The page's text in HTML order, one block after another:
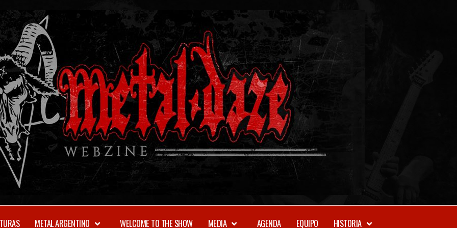
METAL ARGENTINO WELCOME TO THE SHOW MEDIA AGENDA EQUIPO HISTORIA